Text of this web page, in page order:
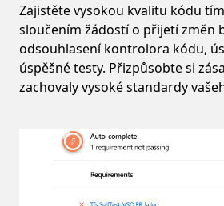
Zajistěte vysokou kvalitu kódu
sloučením žádostí o přijetí změn
odsouhlasení kontrolora kódu,
úspěšné testy. Přizpůsobte si
zachovaly vysoké standardy